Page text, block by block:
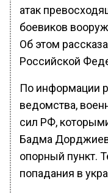
атак
боевиков
Об этом
Российской
По информации
ведомства,
сил РФ,
Бадма
опорный пункт.
попадания в